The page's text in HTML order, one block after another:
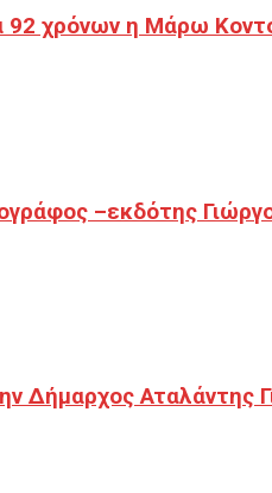
92 χρόνων η Μάρω
–εκδότης
Δήμαρχος Αταλάντης